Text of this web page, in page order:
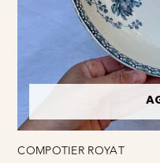
COMPOTIER ROYAT